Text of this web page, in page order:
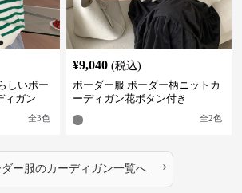
しいボー
ィガン
全3色
¥9,040 (税込)
ボーダー服 ボーダー柄ニットカ
ーディガン花ボタン付き
全2色
ー服のカーディガン一覧へ ›